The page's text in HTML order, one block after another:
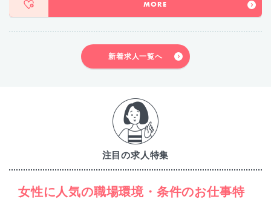
MORE
新着求人一覧へ
注目の求人特集
女性に人気の職場環境・条件のお仕事特